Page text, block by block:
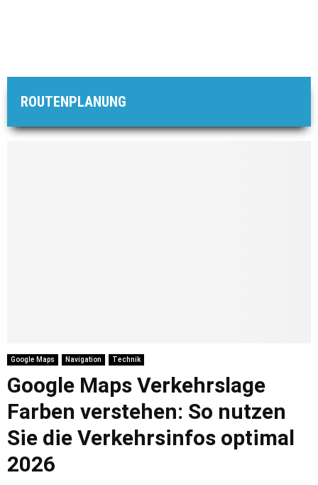
ROUTENPLANUNG
Google Maps Navigation Technik
Google Maps Verkehrslage
Farben verstehen: So nutzen
Sie die Verkehrsinfos optimal
2026